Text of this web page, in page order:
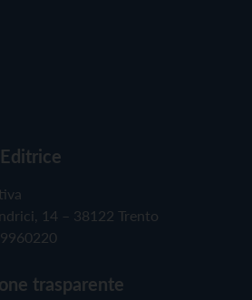
14 – 38122 Trento
trasparente